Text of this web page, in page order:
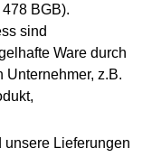
BGB).
sind
Ware durch
Unternehmer, z.B.
unsere Lieferungen